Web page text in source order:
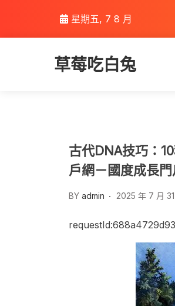
content
星期五, 7 8 月
草莓吃白兔
古代DNA技巧：
戶網－國度成長門
BY admin 2025 年 7 月 31